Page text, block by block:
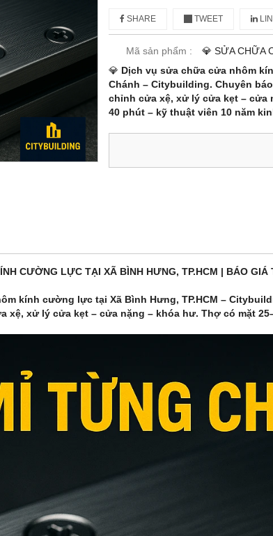
SHARE TWEET
Mã sản phẩm :
💎 SỬA CHỮA
💎 Dịch vụ sửa chữa cửa nhôm
Chánh – Citybuilding. Chuyên
chỉnh cửa xệ, xử lý cửa kẹt – cửa
40 phút – kỹ thuật viên 10 năm
CƯỜNG LỰC TẠI XÃ BÌNH HƯNG, TP.HCM | BÁO GIÁ
kính cường lực tại Xã Bình Hưng, TP.HCM –
xệ, xử lý cửa kẹt – cửa nặng – khóa hư. Thợ có mặt